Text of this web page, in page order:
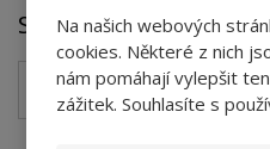
Na našich webových
cookies. Některé z nich
nám pomáhají vylepšit
zážitek. Souhlasíte s
Soubory ke stažení
TI_Eurocol_044-1-